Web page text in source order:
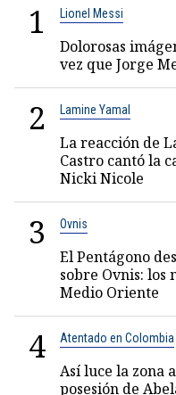
1 Lionel Messi
Dolorosas
vez que Jorge
2 Lamine Yamal
La reacción de
Castro cantó la
Nicki Nicole
3 Ovnis
El Pentágono
sobre Ovnis: los
Medio Oriente
4 Atentado en Colombia
Así luce la zona
posesión de